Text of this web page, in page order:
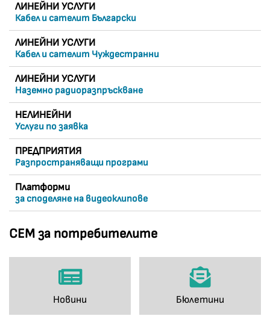
ЛИНЕЙНИ УСЛУГИ
Кабел и сателит Български
ЛИНЕЙНИ УСЛУГИ
Кабел и сателит Чуждестранни
ЛИНЕЙНИ УСЛУГИ
Наземно радиоразпръскване
НЕЛИНЕЙНИ
Услуги по заявка
ПРЕДПРИЯТИЯ
Разпространяващи програми
Платформи
за споделяне на видеоклипове
СЕМ за потребителите
Новини Бюлетини